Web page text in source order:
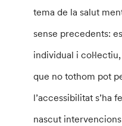
tema de la salut
sense precedents:
individual i
que no tothom pot
l’accessibilitat s’ha
nascut